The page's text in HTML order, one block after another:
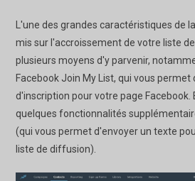
L'une des grandes caractéristiques de
mis sur l'accroissement de votre liste
plusieurs moyens d'y parvenir,
Facebook Join My List, qui vous
d'inscription pour votre page
quelques fonctionnalités
(qui vous permet d'envoyer un texte
liste de diffusion).